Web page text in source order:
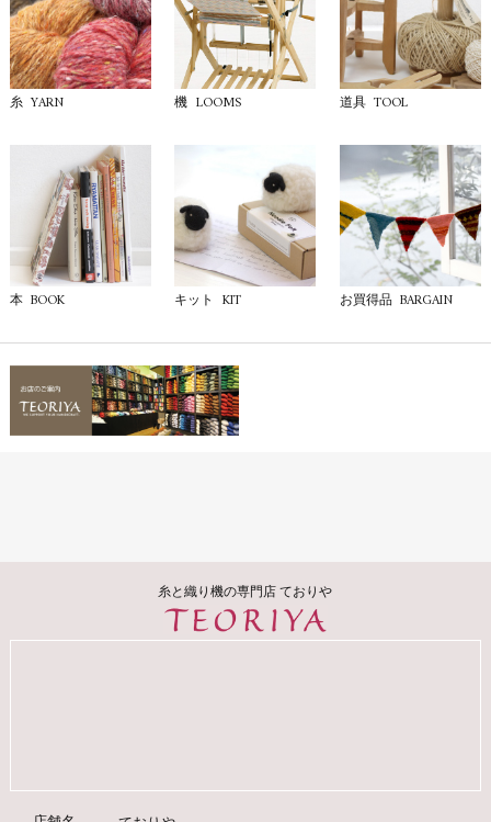
糸 YARN 機 LOOMS 道具 TOOL
本 BOOK キット KIT お買得品 BARGAIN
糸と織り機の専門店 ておりや